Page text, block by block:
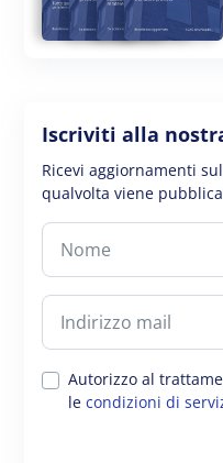
Iscriviti alla
Ricevi aggiornamenti
qualvolta viene
Autorizzo al
le condizioni di